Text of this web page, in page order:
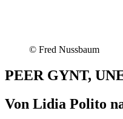
© Fred Nussbaum
PEER GYNT,
Von Lidia Polito